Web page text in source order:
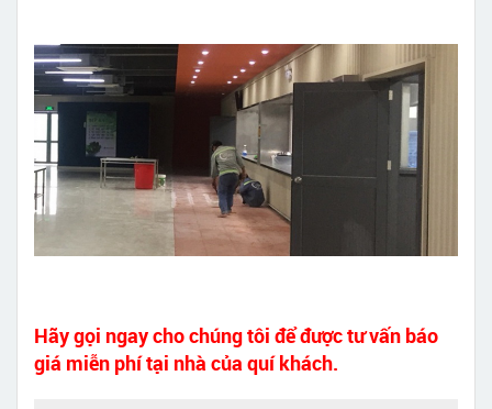
Hãy gọi ngay cho chúng tôi để được tư vấn báo
giá miễn phí tại nhà của quí khách.